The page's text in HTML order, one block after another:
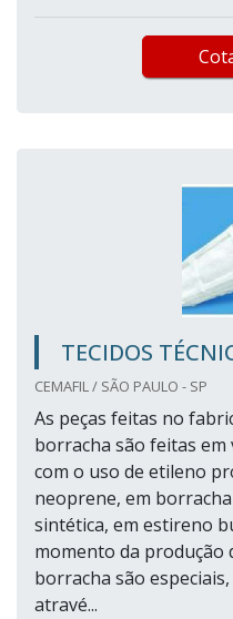
TECIDOS
CEMAFIL / SÃO PAULO - SP
As peças feitas no
borracha são feitas
com o uso de etileno
neoprene, em
sintética, em estireno
momento da produção
borracha são
atravé...